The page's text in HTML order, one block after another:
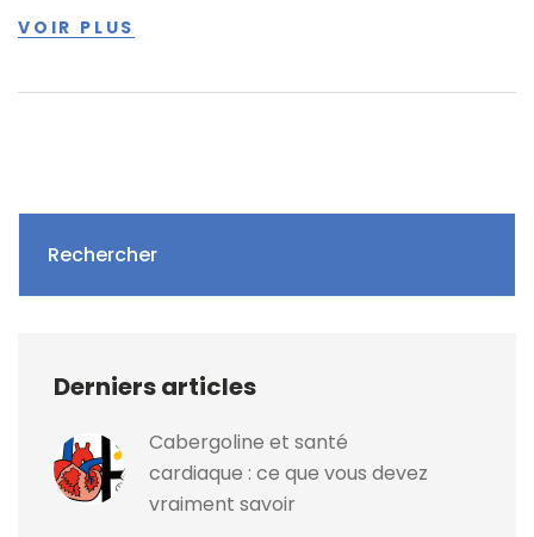
VOIR PLUS
Rechercher
Derniers articles
Cabergoline et santé
cardiaque : ce que vous devez
vraiment savoir